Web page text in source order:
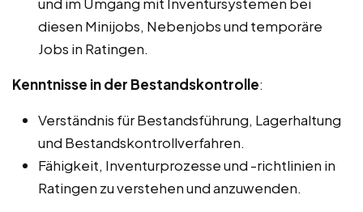
diesen Minijobs, Nebenjobs und temporäre
Jobs in Ratingen.
Kenntnisse in der Bestandskontrolle:
Verständnis für Bestandsführung, Lagerhaltung
und Bestandskontrollverfahren.
Fähigkeit, Inventurprozesse und -richtlinien in
Ratingen zu verstehen und anzuwenden.